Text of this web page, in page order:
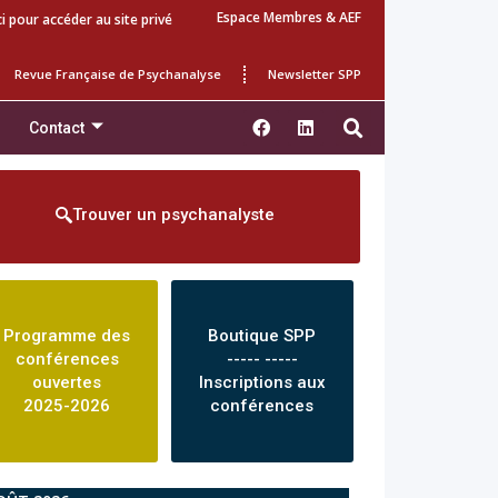
pour accéder au site privé Espace Membres & AEF
Revue Française de Psychanalyse Newsletter SPP
Contact
Trouver un psychanalyste
Programme des
conférences
ouvertes
2025-2026
Boutique SPP
----- -----
Inscriptions aux
conférences